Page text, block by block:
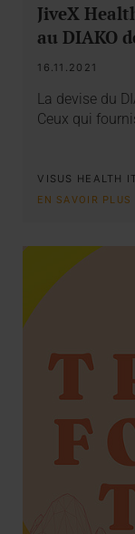
JiveX
au DIAKO
16.11.2021
La devise du
Ceux qui
VISUS HEALTH IT
EN SAVOIR PLUS